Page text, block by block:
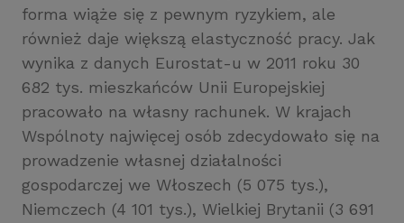
forma wiąże się z pewnym ryzykiem, ale
również daje większą elastyczność pracy. Jak
wynika z danych Eurostat-u w 2011 roku 30
682 tys. mieszkańców Unii Europejskiej
pracowało na własny rachunek. W krajach
Wspólnoty najwięcej osób zdecydowało się na
prowadzenie własnej działalności
gospodarczej we Włoszech (5 075 tys.),
Niemczech (4 101 tys.), Wielkiej Brytanii (3 691